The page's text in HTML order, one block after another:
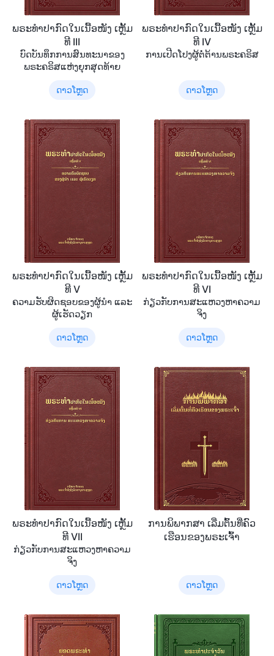
ພຣະທຳປາກົດໃນເນື້ອໜັງ ເຫຼັ້ມ
ທີ III
ບົດບັນທຶກການສົນທະນາຂອງ
ພຣະຄຣິສແຫ່ງຍຸກສຸດທ້າຍ
ດາວໂຫຼດ
ພຣະທຳປາກົດໃນເນື້ອໜັງ ເຫຼັ້ມ
ທີ IV
ການເປີດໂປງຜູ້ຕໍ່ຕ້ານພຣະຄຣິສ
ດາວໂຫຼດ
ພຣະທຳປາກົດໃນເນື້ອໜັງ ເຫຼັ້ມ
ທີ V
ຄວາມຮັບຜິດຊອບຂອງຜູ້ນໍາ ແລະ
ຜູ້ເຮັດວຽກ
ດາວໂຫຼດ
ພຣະທຳປາກົດໃນເນື້ອໜັງ ເຫຼັ້ມ
ທີ VI
ກ່ຽວກັບການສະແຫວງຫາຄວາມ
ຈິງ
ດາວໂຫຼດ
ພຣະທຳປາກົດໃນເນື້ອໜັງ ເຫຼັ້ມ
ທີ VII
ກ່ຽວກັບການສະແຫວງຫາຄວາມ
ຈິງ
ດາວໂຫຼດ
ການພິພາກສາ ເລີ່ມຕົ້ນທີ່ຄົວ
ເຮືອນຂອງພຣະເຈົ້າ
ດາວໂຫຼດ